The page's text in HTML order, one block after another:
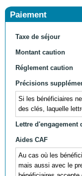
Paiement
Taxe de séjour
Montant caution
Réglement caution
Précisions
Si les bénéficiaires
des clés, laquelle
Lettre d'engagement
Aides CAF
Au cas où les
mais aussi avec le